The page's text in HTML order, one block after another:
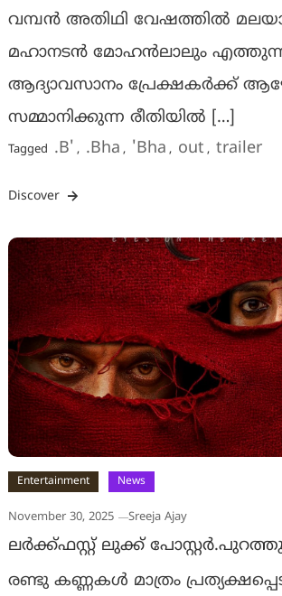
വമ്പൻ അതിഥി വേഷത്തിൽ
മഹാനടൻ മോഹൻലാലും
ആദ്യാവസാനം പ്രേക്ഷകർക്ക്
സമ്മാനിക്കുന്ന രീതിയിൽ […]
Tagged .B' , .Bha , 'Bha , out , trailer
Discover
Entertainment News
November 30, 2025 Sreeja Ajay
ലർക്ക്ഫസ്റ്റ് ലുക്ക്
രണ്ടു കണ്ണകൾ മാത്രം